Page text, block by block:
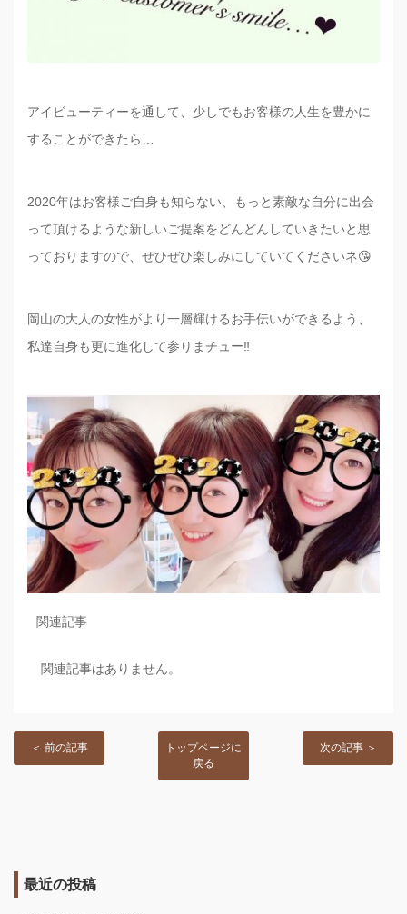
アイビューティーを通して、少しでもお客様の人生を豊かに
することができたら
2020年はお客様ご自身も知らない、もっと素敵な自分に出会
って頂けるような新しいご提案をどんどんしていきたいと思
っておりますので、ぜひぜひ楽しみにしていてくださいネ😘
岡山の大人の女性がより一層輝けるお手伝いができるよう、
私達自身も更に進化して参りまチュー‼️
関連記事
関連記事はありません。
＜ 前の記事
トップページに
戻る
次の記事 ＞
最近の投稿